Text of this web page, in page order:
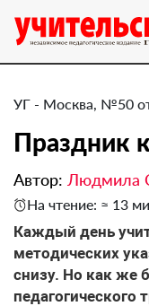
УГ - Москва, №50
Праздник
Автор: Людмила
На чтение: ≈ 13
Каждый день
методических
снизу. Но как же
педагогического